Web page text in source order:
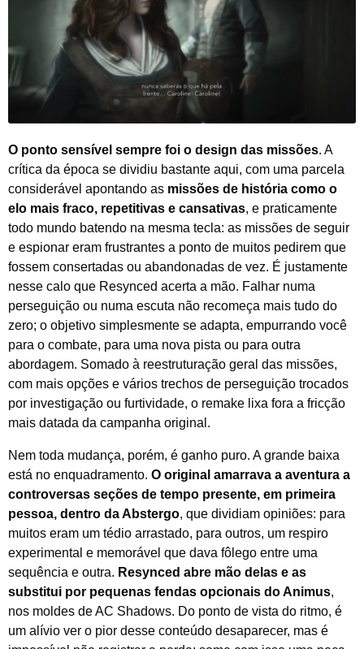
O ponto sensível sempre foi o design das missões. A
crítica da época se dividiu bastante aqui, com uma parcela
considerável apontando as missões de história como o
elo mais fraco, repetitivas e cansativas, e praticamente
todo mundo batendo na mesma tecla: as missões de seguir
e espionar eram frustrantes a ponto de muitos pedirem que
fossem consertadas ou abandonadas de vez. É justamente
nesse calo que Resynced acerta a mão. Falhar numa
perseguição ou numa escuta não recomeça mais tudo do
zero; o objetivo simplesmente se adapta, empurrando você
para o combate, para uma nova pista ou para outra
abordagem. Somado à reestruturação geral das missões,
com mais opções e vários trechos de perseguição trocados
por investigação ou furtividade, o remake lixa fora a fricção
mais datada da campanha original.
Nem toda mudança, porém, é ganho puro. A grande baixa
está no enquadramento. O original amarrava a aventura a
controversas seções de tempo presente, em primeira
pessoa, dentro da Abstergo, que dividiam opiniões: para
muitos eram um tédio arrastado, para outros, um respiro
experimental e memorável que dava fôlego entre uma
sequência e outra. Resynced abre mão delas e as
substitui por pequenas fendas opcionais do Animus,
nos moldes de AC Shadows. Do ponto de vista do ritmo, é
um alívio ver o pior desse conteúdo desaparecer, mas é